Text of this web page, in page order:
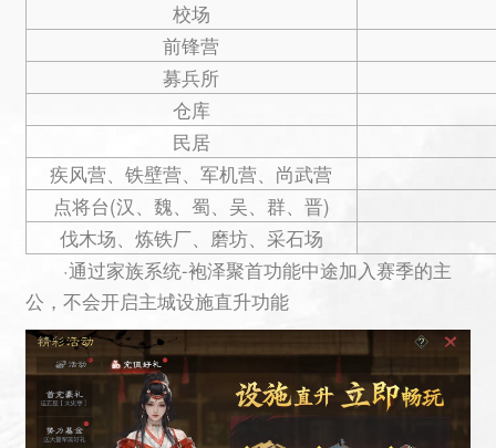
校场
前锋营
募兵所
仓库
民居
疾风营、铁壁营、军机营、尚武营
点将台(汉、魏、蜀、吴、群、晋)
伐木场、炼铁厂、磨坊、采石场
·通过家族系统-袍泽聚首功能中途加入赛季的主
公，不会开启主城设施直升功能